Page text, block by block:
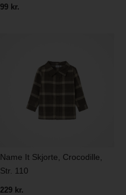
99 kr.
Name It Skjorte, Crocodille,
Str. 110
229 kr.